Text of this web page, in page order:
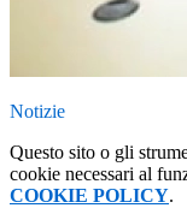
Notizie
Questo sito o gli
cookie necessari al
COOKIE POLICY.